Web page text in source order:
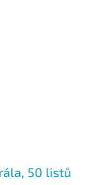
50 listů